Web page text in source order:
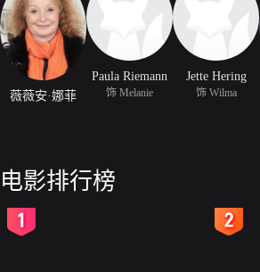
薇薇安·娜菲
Paula Riemann
饰 Melanie
Jette Hering
饰 Wilma
电影排行榜